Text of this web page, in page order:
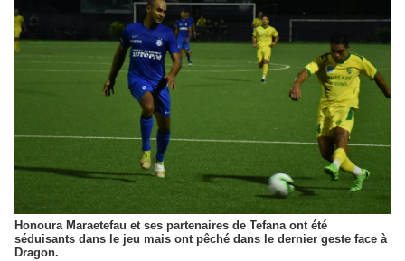
Honoura Maraetefau et ses partenaires de Tefana ont été
séduisants dans le jeu mais ont pêché dans le dernier geste face à
Dragon.